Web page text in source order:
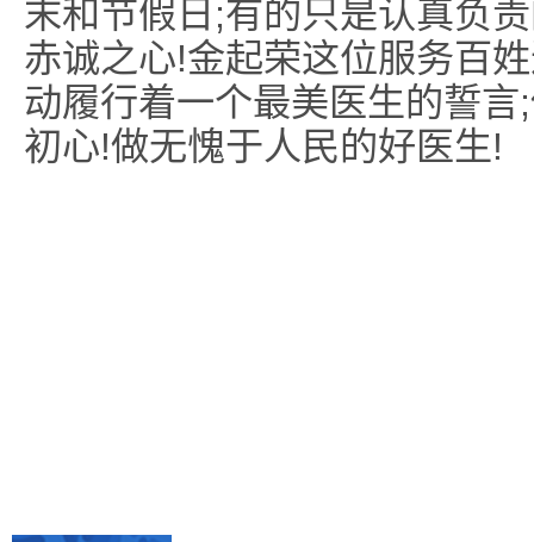
末和节假日;有的只是认真负
赤诚之心!金起荣这位服务百
动履行着一个最美医生的誓
初心!做无愧于人民的好医生!